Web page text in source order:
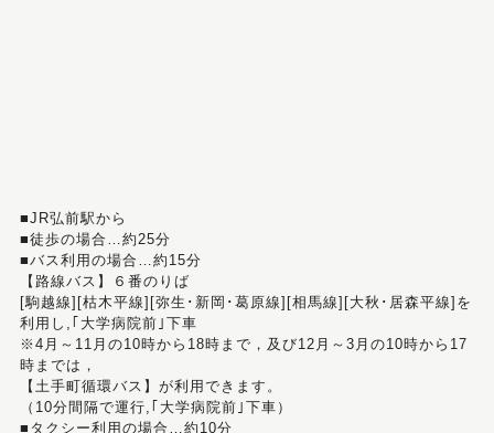
■JR弘前駅から
■徒歩の場合…約25分
■バス利用の場合…約15分
【路線バス】６番のりば
[駒越線][枯木平線][弥生･新岡･葛原線][相馬線][大秋･居森平線]を
利用し,｢大学病院前｣下車
※4月～11月の10時から18時まで，及び12月～3月の10時から17
時までは，
【土手町循環バス】が利用できます。
（10分間隔で運行,｢大学病院前｣下車）
■タクシー利用の場合…約10分